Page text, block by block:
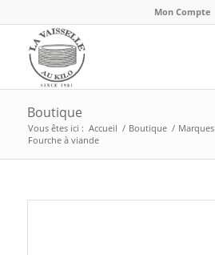
Mon Compte
Boutique
Vous êtes ici : Accueil / Boutique / Marques
Fourche à viande